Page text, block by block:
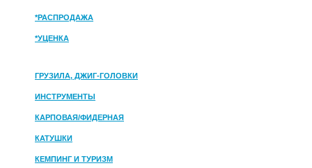
*РАСПРОДАЖА
*УЦЕНКА
ГРУЗИЛА, ДЖИГ-ГОЛОВКИ
ИНСТРУМЕНТЫ
КАРПОВАЯ/ФИДЕРНАЯ
КАТУШКИ
КЕМПИНГ И ТУРИЗМ